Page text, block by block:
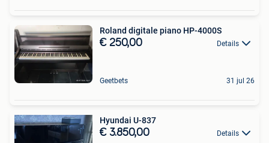
Roland digitale piano HP-4000S
€ 250,00 Details
Geetbets 31 jul 26
Hyundai U-837
€ 3.850,00 Details